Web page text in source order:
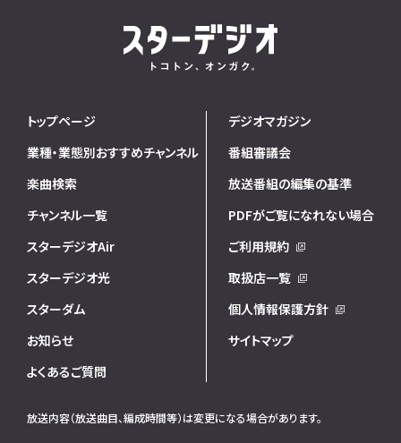
トップページ
業種・業態別おすすめチャンネル
楽曲検索
チャンネル一覧
スターデジオAir
スターデジオ光
スターダム
お知らせ
よくあるご質問
デジオマガジン
番組審議会
放送番組の編集の基準
PDFがご覧になれない場合
ご利用規約
取扱店一覧
個人情報保護方針
サイトマップ
放送内容（放送曲目、編成時間等）は変更になる場合があります。